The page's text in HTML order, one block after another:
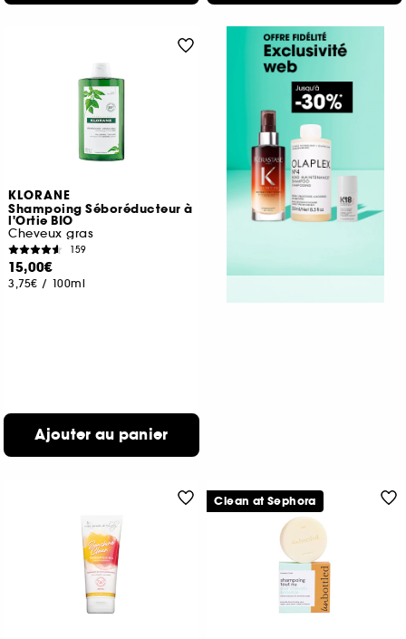
KLORANE
Shampoing Séboréducteur à
l'Ortie BIO
Cheveux gras
159
15,00€
3,75€ / 100ml
Ajouter au panier
Clean at Sephora